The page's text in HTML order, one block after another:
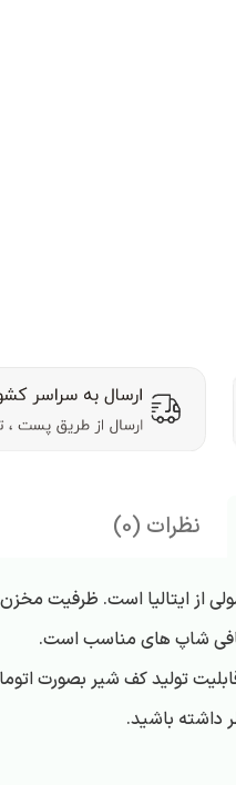
نظرات (0)
کافی شاپ های مناسب است.
تولید کف شیر بصورت